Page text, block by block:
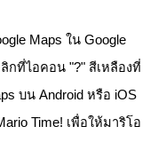
Maps ใน Google
กที่ไอคอน "?" สีเหลืองที่
บน Android หรือ iOS
Time! เพื่อให้มาริโอ